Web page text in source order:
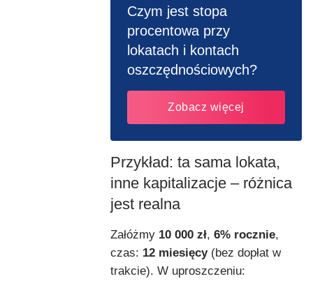
Czym jest stopa
procentowa przy
lokatach i kontach
oszczędnościowych?
Zobacz więcej
Przykład: ta sama lokata,
inne kapitalizacje – różnica
jest realna
Załóżmy 10 000 zł, 6% rocznie,
czas: 12 miesięcy(bez dopłat w
trakcie). W uproszczeniu: